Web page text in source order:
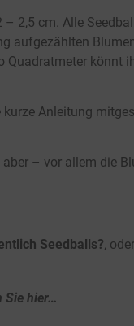
2,5 cm. Alle
aufgezählten
Quadratmeter könnt
Anleitung
– vor allem die
Seedballs?‚
Sie hier…